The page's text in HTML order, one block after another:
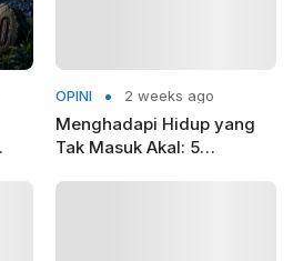
OPINI 2 weeks ago
Menghadapi Hidup yang
Tak Masuk Akal: 5